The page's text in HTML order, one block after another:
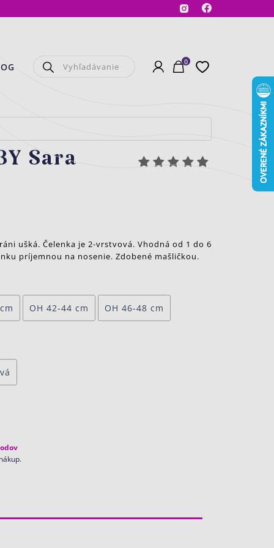
InstagramFacebook
Prihlásenie
Košík
0 Obľúbené
Sara
ušká. Čelenka je 2-vrstvová. Vhodná od 1 do 6
príjemnou na nosenie. Zdobené mašličkou.
OH 42-44 cm OH 46-48 cm